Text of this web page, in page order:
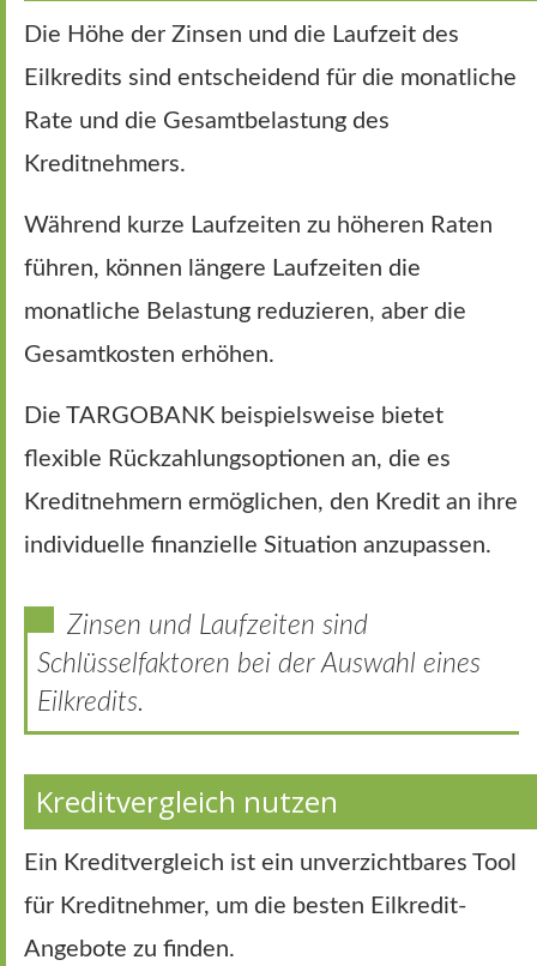
Die Höhe der Zinsen und die Laufzeit des
Eilkredits sind entscheidend für die monatliche
Rate und die Gesamtbelastung des
Kreditnehmers.
Während kurze Laufzeiten zu höheren Raten
führen, können längere Laufzeiten die
monatliche Belastung reduzieren, aber die
Gesamtkosten erhöhen.
Die TARGOBANK beispielsweise bietet
flexible Rückzahlungsoptionen an, die es
Kreditnehmern ermöglichen, den Kredit an ihre
individuelle finanzielle Situation anzupassen.
Zinsen und Laufzeiten sind
Schlüsselfaktoren bei der Auswahl eines
Eilkredits.
Kreditvergleich nutzen
Ein Kreditvergleich ist ein unverzichtbares Tool
für Kreditnehmer, um die besten Eilkredit-
Angebote zu finden.